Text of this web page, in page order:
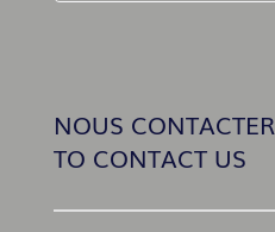
NOUS CONTACTER
TO CONTACT US